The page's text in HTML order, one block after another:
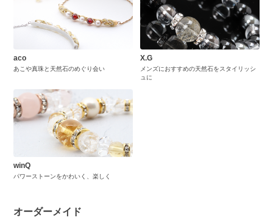
aco
あこや真珠と天然石のめぐり会い
X.G
メンズにおすすめの天然石をスタイリッシ
ュに
winQ
パワーストーンをかわいく、楽しく
オーダーメイド